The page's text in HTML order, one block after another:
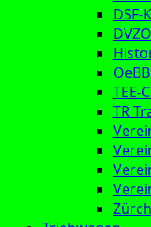
DSF-
DVZO
OeBB
TEE-
TR